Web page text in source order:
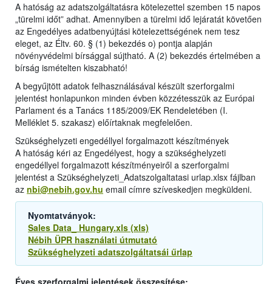
A hatóság az adatszolgáltatásra kötelezettel szemben 15 napos
„türelmi időt” adhat. Amennyiben a türelmi idő lejáratát követően
az Engedélyes adatbenyújtási kötelezettségének nem tesz
eleget, az Éltv. 60. § (1) bekezdés o) pontja alapján
növényvédelmi bírsággal sújtható. A (2) bekezdés értelmében a
bírság ismételten kiszabható!
A begyűjtött adatok felhasználásával készült szerforgalmi
jelentést honlapunkon minden évben közzétesszük az Európai
Parlament és a Tanács 1185/2009/EK Rendeletében (I.
Melléklet 5. szakasz) előírtaknak megfelelően.
Szükséghelyzeti engedéllyel forgalmazott készítmények
A hatóság kéri az Engedélyest, hogy a szükséghelyzeti
engedéllyel forgalmazott készítményeiről a szerforgalmi
jelentést a Szükséghelyzeti_Adatszolgaltatasi urlap.xlsx fájlban
az nbi@nebih.gov.hu email címre szíveskedjen megküldeni.
Nyomtatványok:
Sales Data_ Hungary.xls (xls)
Nébih ÜPR használati útmutató
Szükséghelyzeti adatszolgáltatsái űrlap